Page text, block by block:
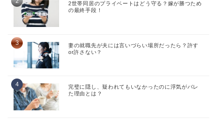
2世帯同居のプライベートはどう守る？嫁が勝つため
の最終手段！
妻の就職先が夫には言いづらい場所だったら？許す
or許さない？
完璧に隠し、疑われてもいなかったのに浮気がバレ
た理由とは？